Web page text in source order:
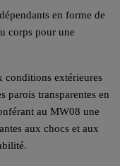
en forme de
corps pour une
conditions extérieures
parois transparentes en
au MW08 une
aux chocs et aux